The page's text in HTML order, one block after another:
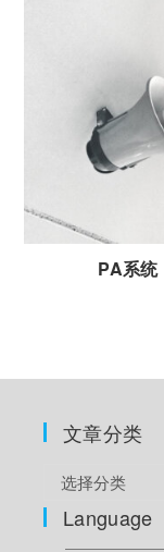
PA系统
文章分类
选择分类
Language